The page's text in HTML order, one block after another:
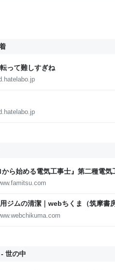
って難しすぎね
から始める電気工事士』第二種電
しながら“過去問1000問”や“本番
ジムの清潔｜webちくま（筑摩書
世の中